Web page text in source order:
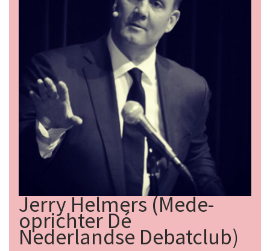
Jerry Helmers (Mede-
oprichter Dé
Nederlandse Debatclub)